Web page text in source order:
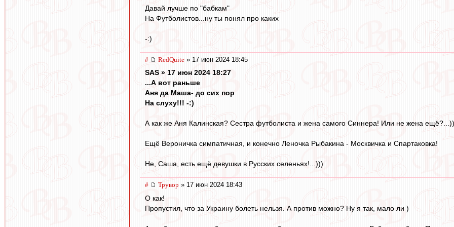
Давай лучше по "бабкам"
На Футболистов...ну ты понял про каких
-:)
# RedQuite » 17 июн 2024 18:45
SAS » 17 июн 2024 18:27
...А вот раньше
Аня да Маша- до сих пор
На слуху!!! -:)
А как же Аня Калинская? Сестра футболиста и жена самого Синнера! Или не жена
Ещё Вероничка симпатичная, и конечно Леночка Рыбакина - Москвичка и Спартаковка!
Не, Саша, есть ещё девушки в Русских селеньях!...)))
# Трувор » 17 июн 2024 18:43
О как!
Пропустил, что за Украину болеть нельзя. А против можно? Ну я так, мало ли )